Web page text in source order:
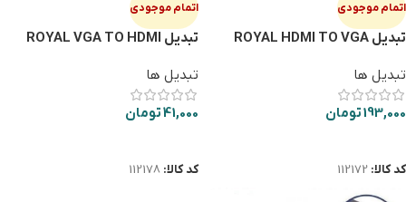
اتمام موجودی
تبدیل ROYAL HDMI TO VGA
تبدیل ها
193,000تومان
کد کالا: 112172
اتمام موجودی
تبدیل ROYAL VGA TO HDMI
تبدیل ها
41,000تومان
کد کالا: 112178